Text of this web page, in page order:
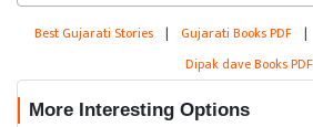
Best Gujarati Stories | Gujarati Books PDF |
Dipak dave Books PDF
More Interesting Options